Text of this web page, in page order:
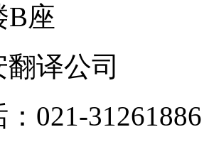
B座
译公司
021-31261886